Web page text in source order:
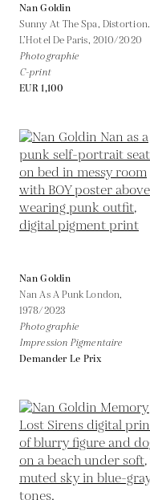
Nan Goldin
Sunny At The Spa, Distortion.
L’Hotel De Paris, 2010/2020
Photographie
C-print
EUR 1,100
Nan Goldin
Nan As A Punk London,
1978/2023
Photographie
Impression Pigmentaire
Demander Le Prix